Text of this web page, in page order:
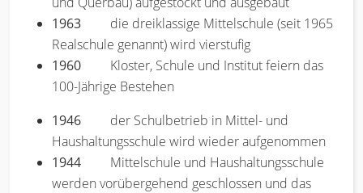
1963 die dreiklassige Mittelschule (seit 1965
Realschule genannt) wird vierstufig
1960 Kloster, Schule und Institut feiern das
100-Jährige Bestehen
1946 der Schulbetrieb in Mittel- und
Haushaltungsschule wird wieder aufgenommen
1944 Mittelschule und Haushaltungsschule
werden vorübergehend geschlossen und das